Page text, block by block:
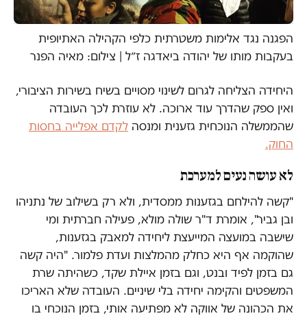
הפגנה נגד אלימות משטרתית כלפי הקהילה האתיופית
בעקבות מותו של יהודה ביאדגה ז״ל | צילום: מאיה הפנר
היחידה הצליחה לגרום לשינוי מסויים בשיח בשירות הציבורי,
ואין ספק שהדרך עוד ארוכה. לא עוזרת לכך העובדה
שהממשלה הנוכחית גזענית ומנסה לקדם אפלייה בחסות
החוק.
לא עושה נעים למערכת
"קשה להילחם בגזענות ממסדית, ולא רק בשילוב של נתניהו
ובן גביר", אומרת ד"ר שולה מולא, פעילה חברתית ומי
שישבה במועצה המייעצת ליחידה למאבק בגזענות,
שהוקמה אף היא כחלק מהמלצות ועדת פלמור. "היה קשה
גם בזמן לפיד ובנט, וגם בזמן איילת שקד, כשהיתה שרת
המשפטים והקימה יחידה בלי שיניים. העובדה שלא האריכו
את הכהונה של אווקה לא מפתיעה אותי, בזמן הנוכחי בו